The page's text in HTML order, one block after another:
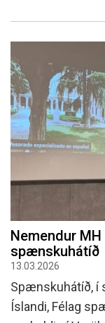
Nemendur
spænskuhátíð
13.03.2026
Spænskuhátíð, í
Íslandi, Félag